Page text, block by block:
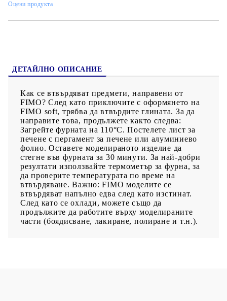
Оцени продукта
ДЕТАЙЛНО ОПИСАНИЕ
Как се втвърдяват предмети, направени от
FIMO? След като приключите с оформянето на
FIMO soft, трябва да втвърдите глината. За да
направите това, продължете както следва:
Загрейте фурната на 110°C. Постелете лист за
печене с пергамент за печене или алуминиево
фолио. Оставете моделираното изделие да
стегне във фурната за 30 минути. За най-добри
резултати използвайте термометър за фурна, за
да проверите температурата по време на
втвърдяване. Важно: FIMO моделите се
втвърдяват напълно едва след като изстинат.
След като се охлади, можете също да
продължите да работите върху моделираните
части (боядисване, лакиране, полиране и т.н.).